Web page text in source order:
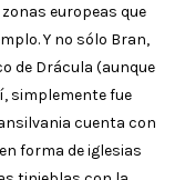
europeas que
Y no sólo Bran,
de Drácula (aunque
simplemente fue
cuenta con
forma de iglesias